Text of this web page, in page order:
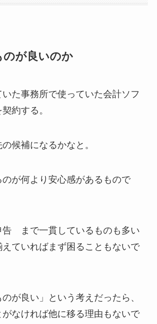
が良いのか
た事務所で使っていた会計ソフ
約する。
候補になるかなと。
が何より安心感があるもので
まで一貫しているものも多い
ていればまず困ることもないで
のが良い」という考えだったら、
がなければ他に移る理由もないで